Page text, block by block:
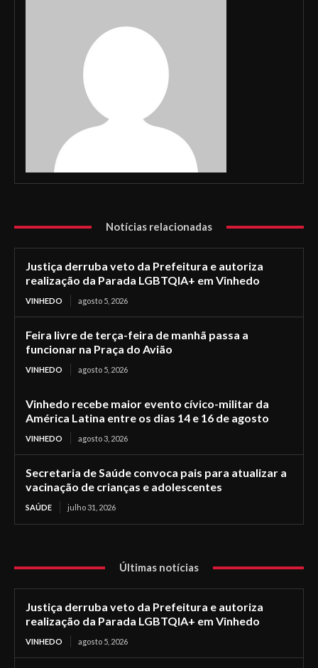
Notícias relacionadas
Justiça derruba veto da Prefeitura e autoriza
realização da Parada LGBTQIA+ em Vinhedo
VINHEDO agosto 5, 2026
Feira livre de terça-feira de manhã passa a
funcionar na Praça do Avião
VINHEDO agosto 5, 2026
Vinhedo recebe maior evento cívico-militar da
América Latina entre os dias 14 e 16 de agosto
VINHEDO agosto 3, 2026
Secretaria de Saúde convoca pais para atualizar a
vacinação de crianças e adolescentes
SAÚDE julho 31, 2026
Últimas notícias
Justiça derruba veto da Prefeitura e autoriza
realização da Parada LGBTQIA+ em Vinhedo
VINHEDO agosto 5, 2026